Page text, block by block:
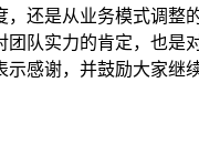
还是从业务模式调
队实力的肯定，也
感谢，并鼓励大家继